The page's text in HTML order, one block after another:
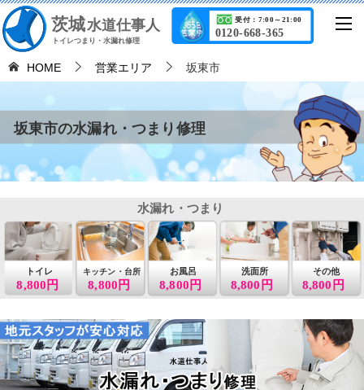
茨城水道仕事人
トイレつまり・水漏れ修理
0120-668-365
受付：7:00～21:00
HOME 営業エリア 坂東市
坂東市の水漏れ・つまり修理
8,800円
トイレ
8,800円
キッチン・台所 お風呂
8,800円
洗面所
8,800円
その他
8,800円
水漏れ・つまり